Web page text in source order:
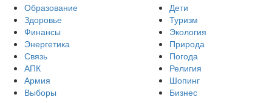
Образование
Здоровье
Финансы
Энергетика
Связь
АПК
Армия
Выборы
Дети
Туризм
Экология
Природа
Погода
Религия
Шопинг
Бизнес